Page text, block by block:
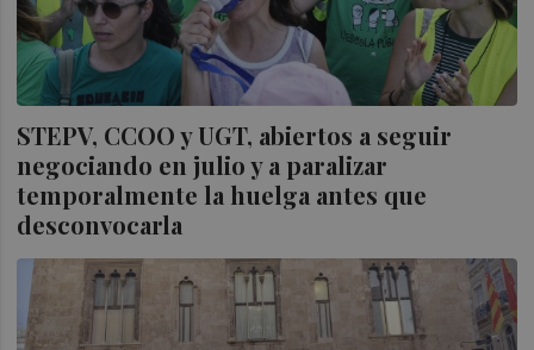
STEPV, CCOO y UGT, abiertos a seguir
negociando en julio y a paralizar
temporalmente la huelga antes que
desconvocarla